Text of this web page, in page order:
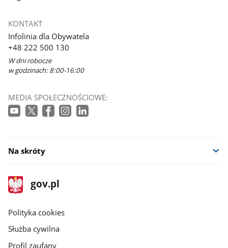
KONTAKT
Infolinia dla Obywatela
+48 222 500 130
W dni robocze
w godzinach: 8:00-16:00
MEDIA SPOŁECZNOŚCIOWE:
Na skróty
stopka
gov.pl
Strona
gov.pl
gov.pl
Polityka cookies
Służba cywilna
Profil zaufany